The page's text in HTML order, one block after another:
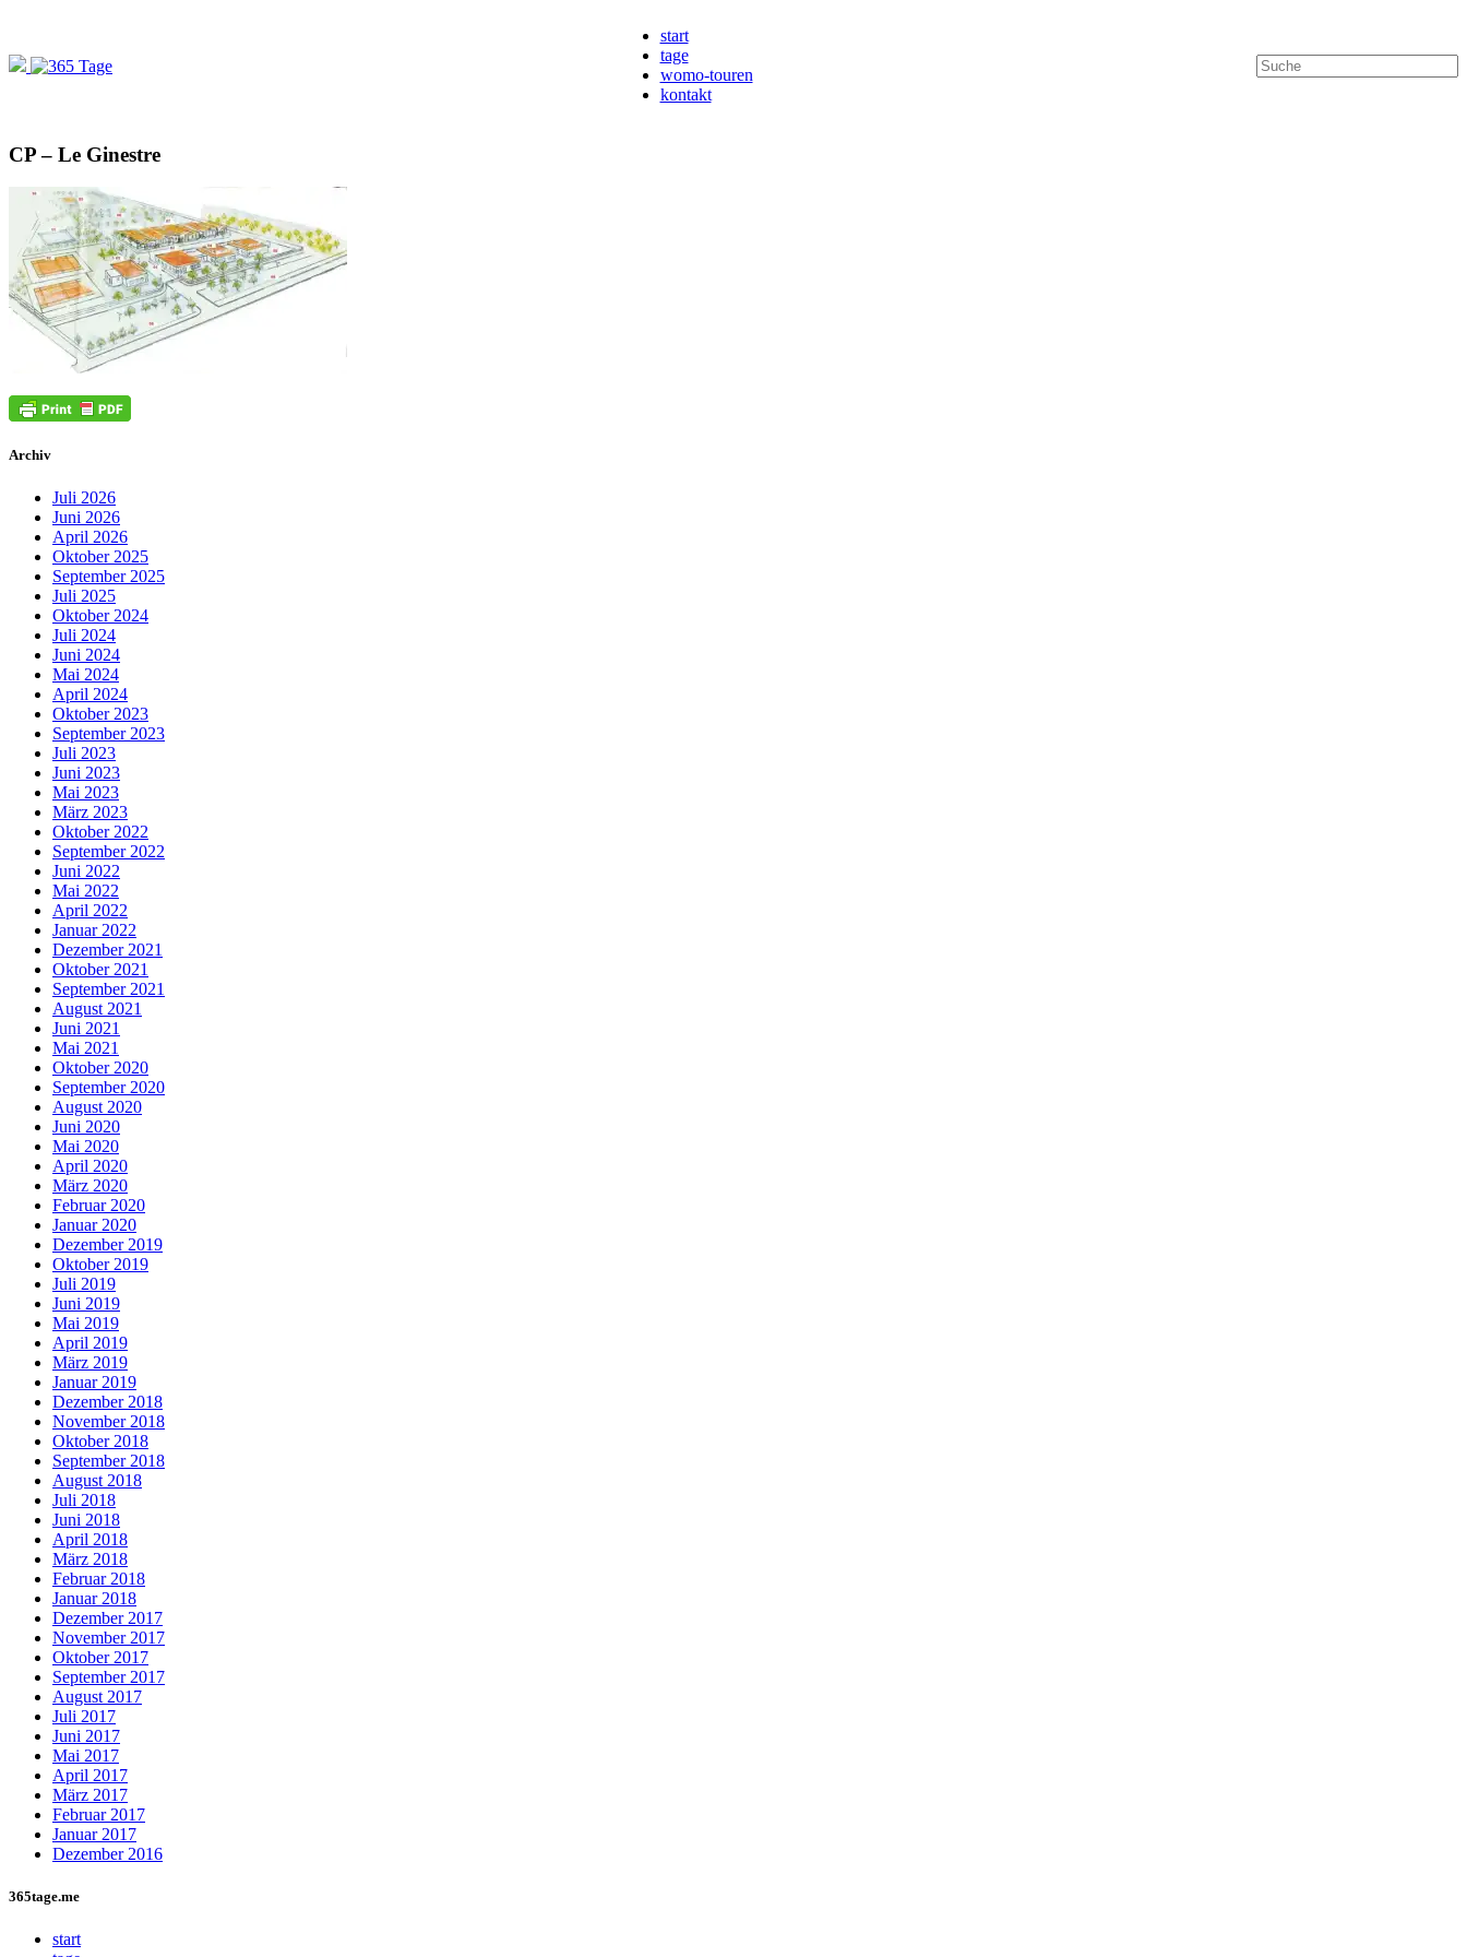
start
tage
womo-touren
kontakt
CP – Le Ginestre
Archiv
Juli 2026
Juni 2026
April 2026
Oktober 2025
September 2025
Juli 2025
Oktober 2024
Juli 2024
Juni 2024
Mai 2024
April 2024
Oktober 2023
September 2023
Juli 2023
Juni 2023
Mai 2023
März 2023
Oktober 2022
September 2022
Juni 2022
Mai 2022
April 2022
Januar 2022
Dezember 2021
Oktober 2021
September 2021
August 2021
Juni 2021
Mai 2021
Oktober 2020
September 2020
August 2020
Juni 2020
Mai 2020
April 2020
März 2020
Februar 2020
Januar 2020
Dezember 2019
Oktober 2019
Juli 2019
Juni 2019
Mai 2019
April 2019
März 2019
Januar 2019
Dezember 2018
November 2018
Oktober 2018
September 2018
August 2018
Juli 2018
Juni 2018
April 2018
März 2018
Februar 2018
Januar 2018
Dezember 2017
November 2017
Oktober 2017
September 2017
August 2017
Juli 2017
Juni 2017
Mai 2017
April 2017
März 2017
Februar 2017
Januar 2017
Dezember 2016
365tage.me
start